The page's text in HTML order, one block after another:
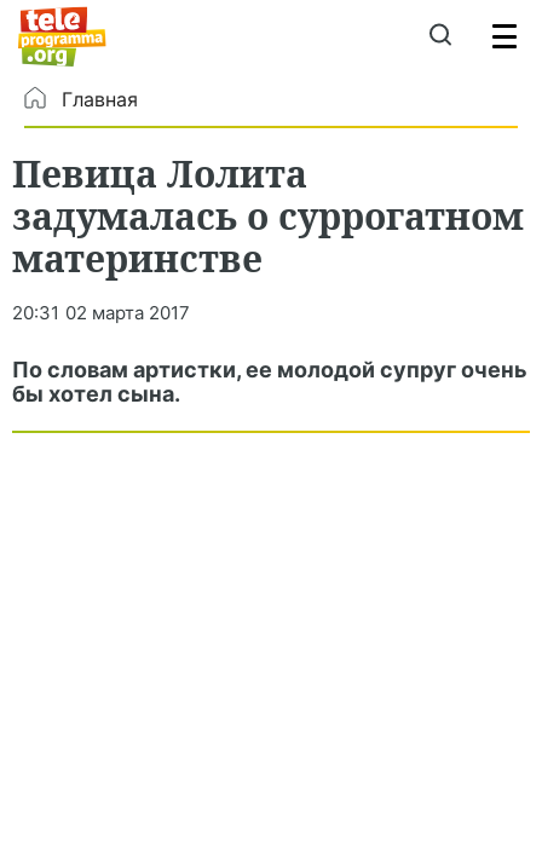
Главная
Певица Лолита
задумалась о суррогатном
материнстве
20:31 02 марта 2017
По словам артистки, ее молодой супруг очень
бы хотел сына.